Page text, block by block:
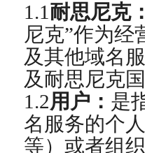
1.1 耐思尼克
尼克”作为经
及其他域名
及耐思尼克
1.2用户： 是
名服务的个
等）或者组